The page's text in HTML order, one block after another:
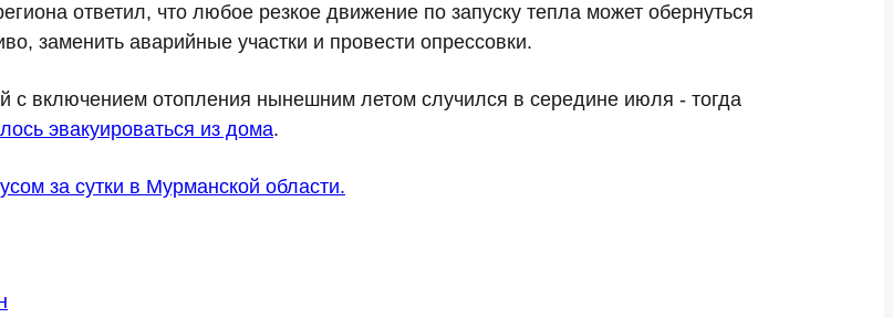
ответил, что любое резкое движение по запуску тепла может обернуться
заменить аварийные участки и провести опрессовки.
с включением отопления нынешним летом случился в середине июля - тогда
эвакуироваться из дома.
за сутки в Мурманской области.